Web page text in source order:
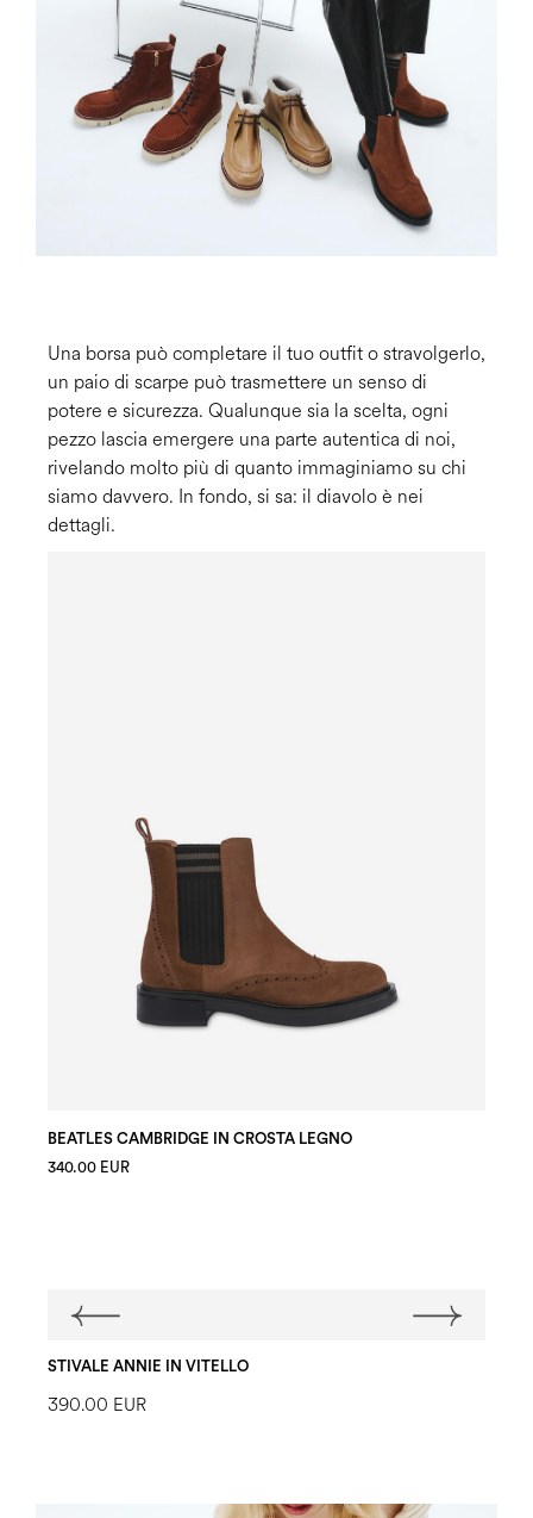
Una borsa può completare il tuo outfit o stravolgerlo,
un paio di scarpe può trasmettere un senso di
potere e sicurezza. Qualunque sia la scelta, ogni
pezzo lascia emergere una parte autentica di noi,
rivelando molto più di quanto immaginiamo su chi
siamo davvero. In fondo, si sa: il diavolo è nei
dettagli.
BEATLES CAMBRIDGE IN CROSTA LEGNO
340.00 EUR
STIVALE ANNIE IN VITELLO
390.00 EUR